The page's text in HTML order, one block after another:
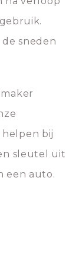
sneden
bij
sleutel uit
een auto.